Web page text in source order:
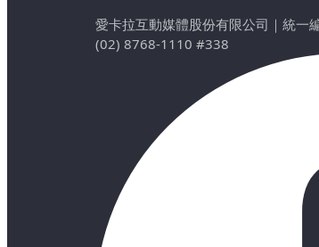
愛卡拉互動媒體股份有限公司 ｜ 統一
(02) 8768-1110 #338